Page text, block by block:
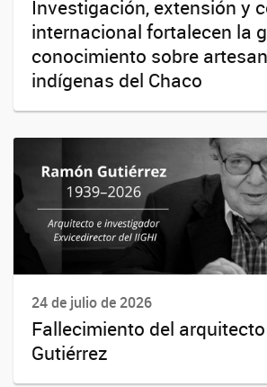
Investigación, extensión y
internacional fortalecen la
conocimiento sobre
indígenas del Chaco
24 de julio de 2026
Fallecimiento del
Gutiérrez